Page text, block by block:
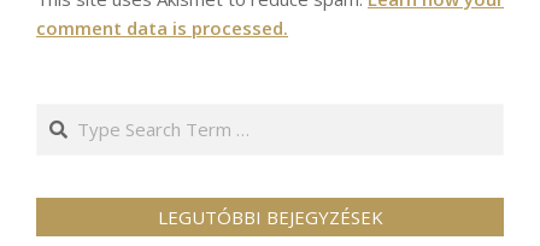
comment data is processed.
Search
LEGUTÓBBI BEJEGYZÉSEK